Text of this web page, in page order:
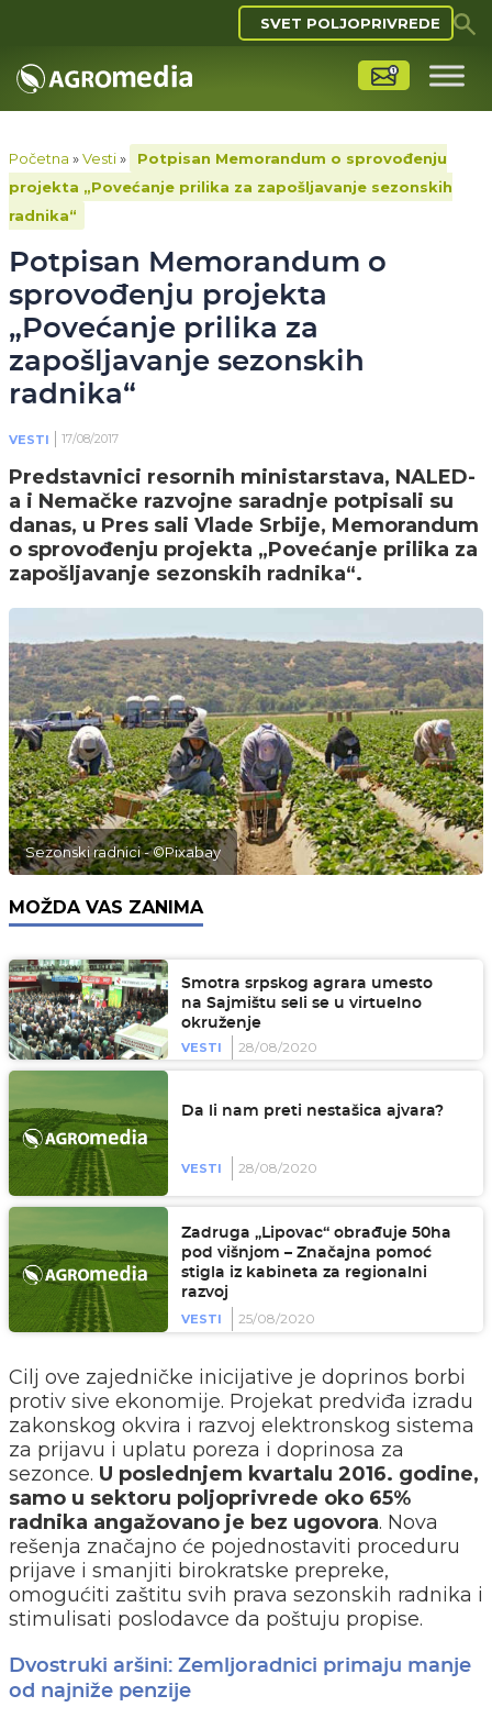
SVET POLJOPRIVREDE
Početna »Vesti»
Potpisan Memorandum o sprovođenju
projekta „Povećanje prilika za zapošljavanje sezonskih
radnika“
Potpisan Memorandum o
sprovođenju projekta
„Povećanje prilika za
zapošljavanje sezonskih
radnika“
VESTI 17/08/2017
Predstavnici resornih ministarstava, NALED-
a i Nemačke razvojne saradnje potpisali su
danas, u Pres sali Vlade Srbije, Memorandum
o sprovođenju projekta „Povećanje prilika za
zapošljavanje sezonskih radnika“.
Sezonski radnici - ©Pixabay
MOŽDA VAS ZANIMA
Smotra srpskog agrara umesto
na Sajmištu seli se u virtuelno
okruženje
VESTI
28/08/2020
Da li nam preti nestašica ajvara?
VESTI 28/08/2020
Zadruga „Lipovac“ obrađuje 50ha
pod višnjom – Značajna pomoć
stigla iz kabineta za regionalni
razvoj
VESTI
25/08/2020
Cilj ove zajedničke inicijative je doprinos borbi
protiv sive ekonomije. Projekat predviđa izradu
zakonskog okvira i razvoj elektronskog sistema
za prijavu i uplatu poreza i doprinosa za
sezonce. U poslednjem kvartalu 2016. godine,
samo u sektoru poljoprivrede oko 65%
radnika angažovano je bez ugovora. Nova
rešenja značajno će pojednostaviti proceduru
prijave i smanjiti birokratske prepreke,
omogućiti zaštitu svih prava sezonskih radnika i
stimulisati poslodavce da poštuju propise.
Dvostruki aršini: Zemljoradnici primaju manje
od najniže penzije